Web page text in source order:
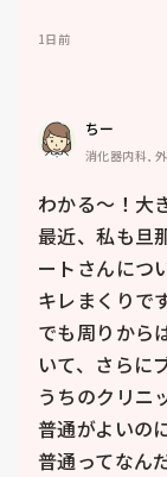
1日前
ちー
消化器内科,
わかる〜！大
最近、私も旦
ートさんにつ
キレまくりです
でも周りから
いて、さらに
うちのクリニ
普通がよいの
普通ってなん